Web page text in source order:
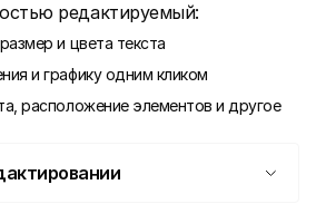
редактируемый:
и цвета текста
и графику одним кликом
расположение элементов и другое